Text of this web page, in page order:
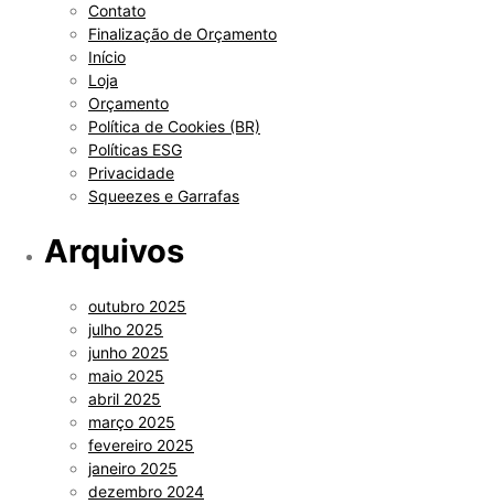
Contato
Finalização de Orçamento
Início
Loja
Orçamento
Política de Cookies (BR)
Políticas ESG
Privacidade
Squeezes e Garrafas
Arquivos
outubro 2025
julho 2025
junho 2025
maio 2025
abril 2025
março 2025
fevereiro 2025
janeiro 2025
dezembro 2024